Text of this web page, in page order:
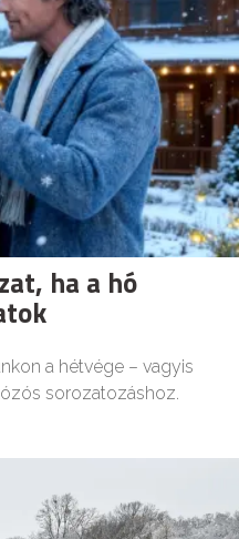
ha a hó
a hétvége – vagyis
sorozatozáshoz.